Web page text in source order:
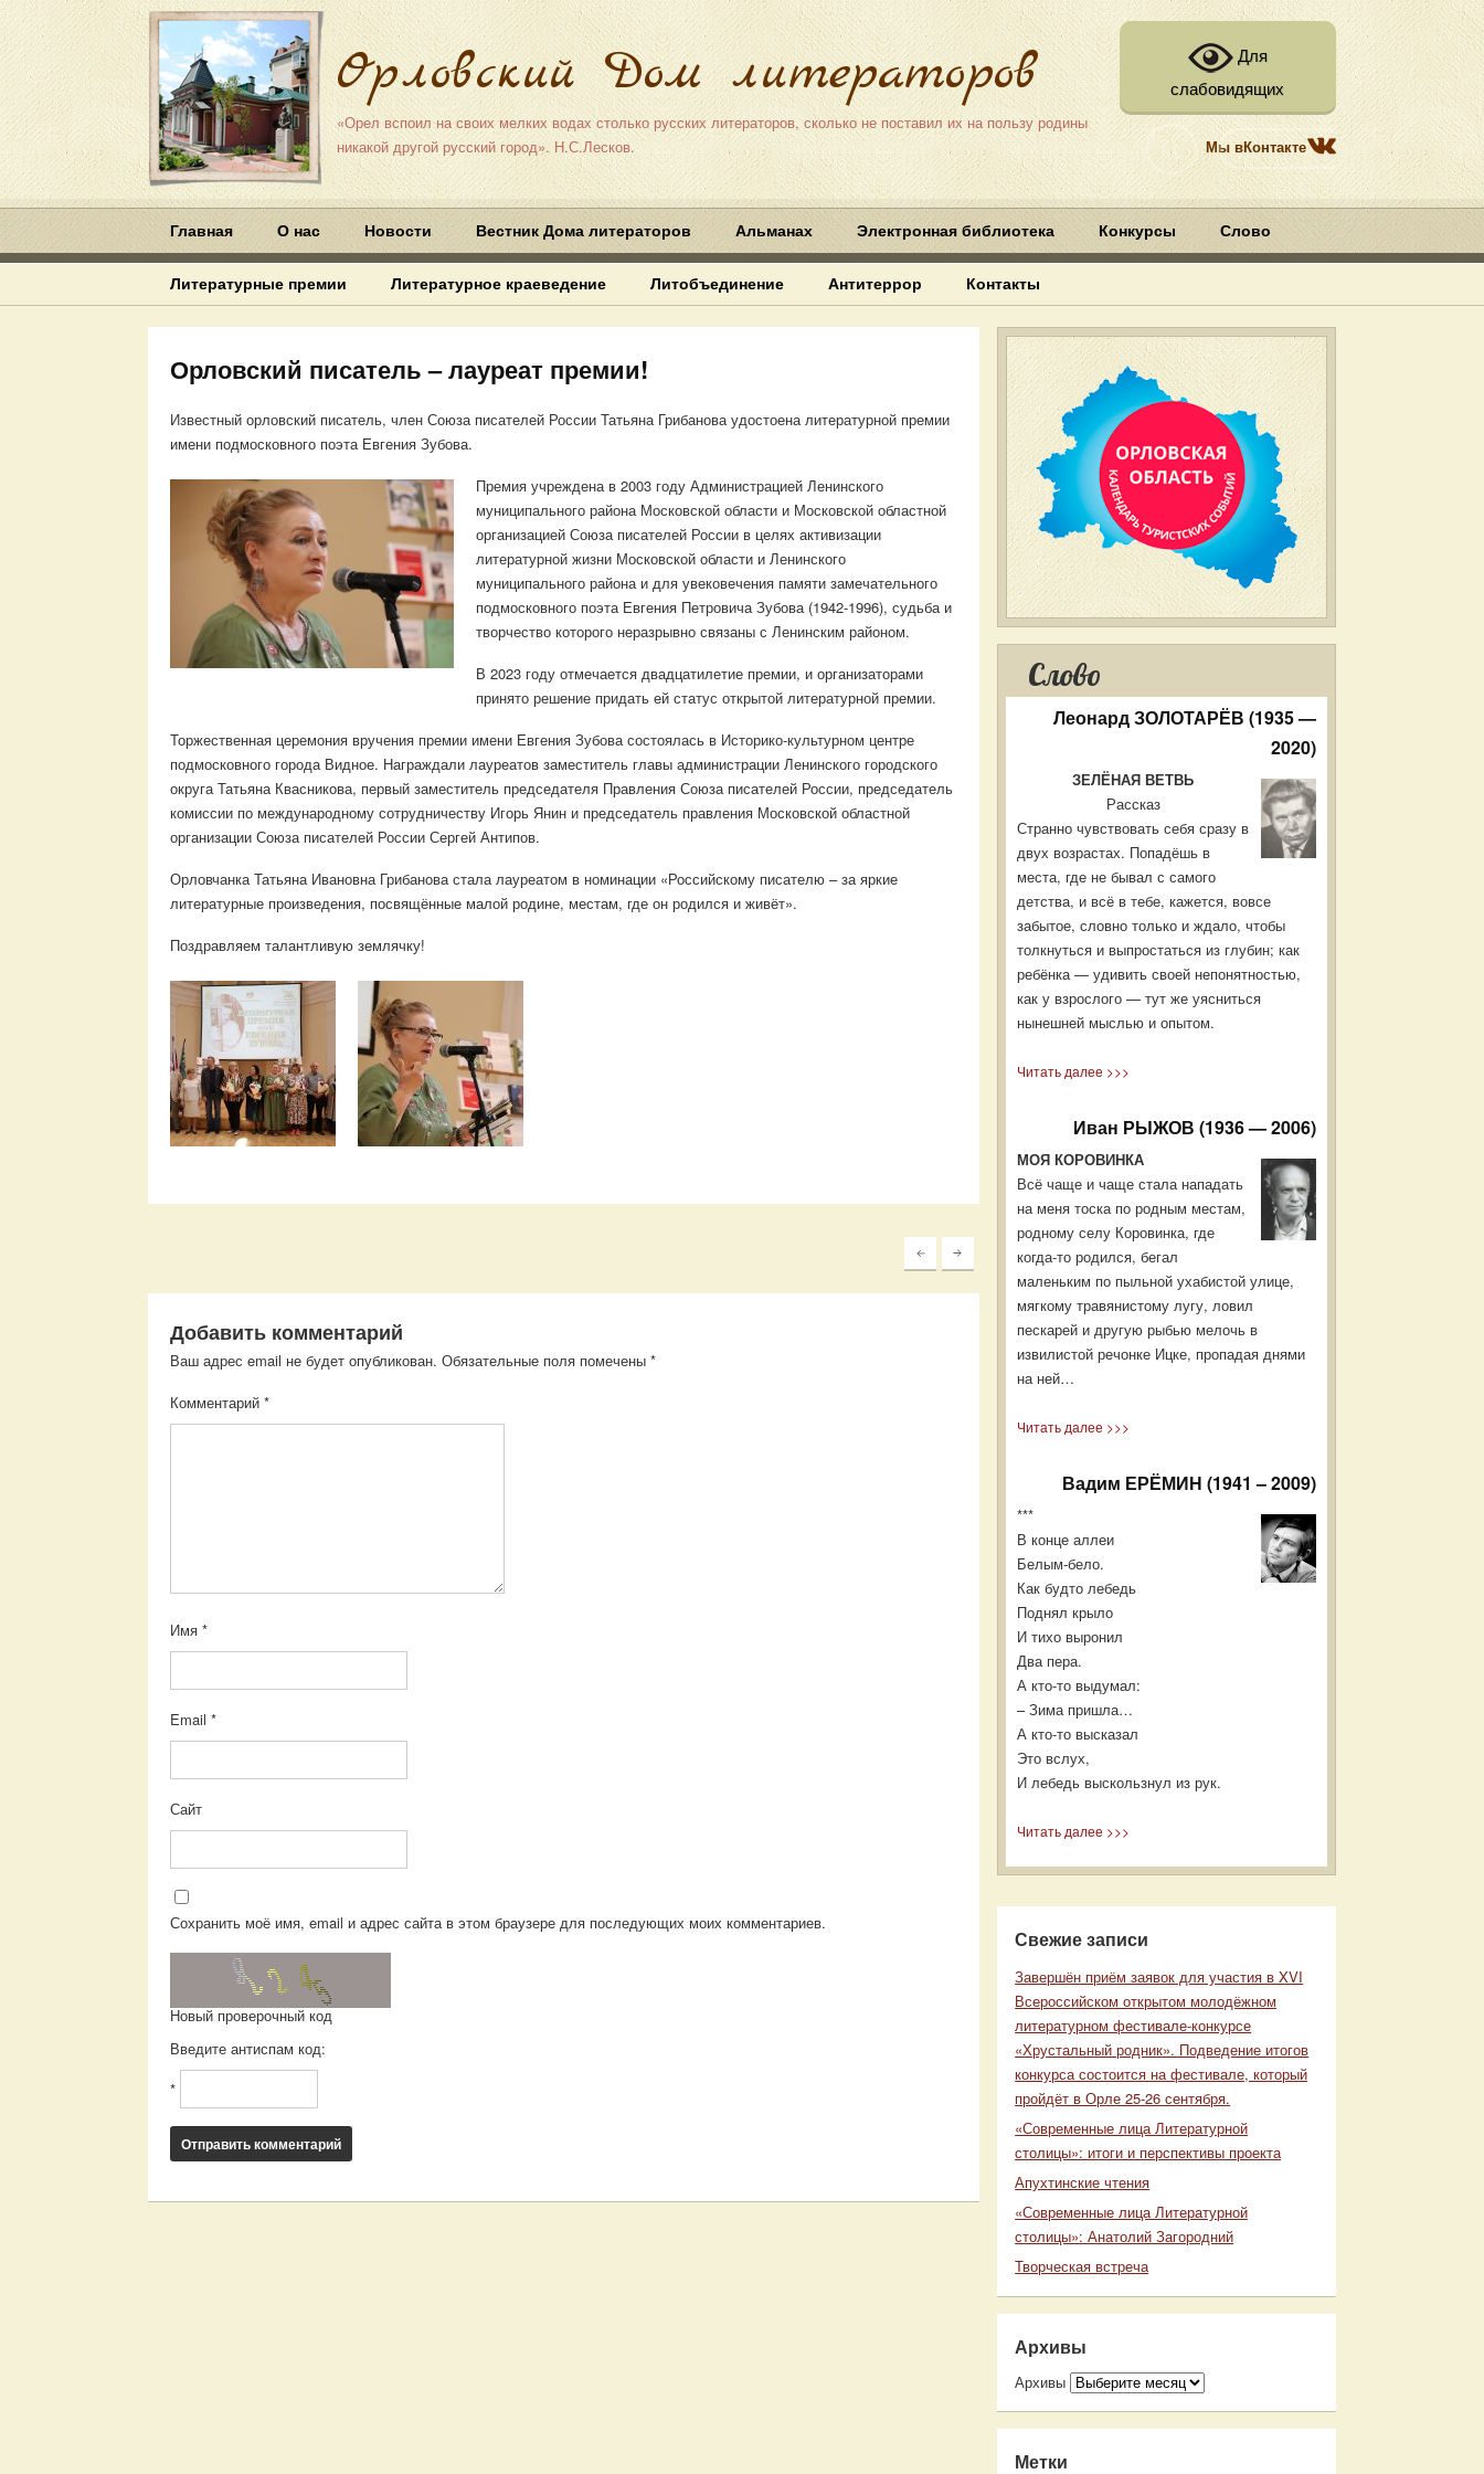
Орловский Дом литераторов
«Орел вспоил на своих мелких водах столько русских литераторов, сколько не поставил их на пользу родины
никакой другой русский город». Н.С.Лесков.
Для
слабовидящих
Мы вКонтакте
Главная О нас Новости Вестник Дома литераторов Альманах Электронная библиотека Конкурсы Слово
Литературные премии Литературное краеведение Литобъединение Антитеррор Контакты
Орловский писатель – лауреат премии!
Известный орловский писатель, член Союза писателей России Татьяна Грибанова удостоена литературной премии
имени подмосковного поэта Евгения Зубова.
Премия учреждена в 2003 году Администрацией Ленинского
муниципального района Московской области и Московской областной
организацией Союза писателей России в целях активизации
литературной жизни Московской области и Ленинского
муниципального района и для увековечения памяти замечательного
подмосковного поэта Евгения Петровича Зубова (1942-1996), судьба и
творчество которого неразрывно связаны с Ленинским районом.
В 2023 году отмечается двадцатилетие премии, и организаторами
принято решение придать ей статус открытой литературной премии.
Торжественная церемония вручения премии имени Евгения Зубова состоялась в Историко-культурном центре
подмосковного города Видное. Награждали лауреатов заместитель главы администрации Ленинского городского
округа Татьяна Квасникова, первый заместитель председателя Правления Союза писателей России, председатель
комиссии по международному сотрудничеству Игорь Янин и председатель правления Московской областной
организации Союза писателей России Сергей Антипов.
Орловчанка Татьяна Ивановна Грибанова стала лауреатом в номинации «Российскому писателю – за яркие
литературные произведения, посвящённые малой родине, местам, где он родился и живёт».
Поздравляем талантливую землячку!
Добавить комментарий
Ваш адрес email не будет опубликован. Обязательные поля помечены*
Комментарий*
Имя*
Email*
Сайт
Сохранить моё имя, email и адрес сайта в этом браузере для последующих моих комментариев.
Новый проверочный код
Введите антиспам код:
*
Слово
Леонард ЗОЛОТАРЁВ (1935 —
2020)
ЗЕЛЁНАЯ ВЕТВЬ
Рассказ
Странно чувствовать себя сразу в
двух возрастах. Попадёшь в
места, где не бывал с самого
детства, и всё в тебе, кажется, вовсе
забытое, словно только и ждало, чтобы
толкнуться и выпростаться из глубин; как
ребёнка — удивить своей непонятностью,
как у взрослого — тут же уясниться
нынешней мыслью и опытом.
Читать далее >>>
Иван РЫЖОВ (1936 — 2006)
МОЯ КОРОВИНКА
Всё чаще и чаще стала нападать
на меня тоска по родным местам,
родному селу Коровинка, где
когда-то родился, бегал
маленьким по пыльной ухабистой улице,
мягкому травянистому лугу, ловил
пескарей и другую рыбью мелочь в
извилистой речонке Ицке, пропадая днями
на ней…
Читать далее >>>
Вадим ЕРЁМИН (1941 – 2009)
***
В конце аллеи
Белым-бело.
Как будто лебедь
Поднял крыло
И тихо выронил
Два пера.
А кто-то выдумал:
– Зима пришла…
А кто-то высказал
Это вслух,
И лебедь выскользнул из рук.
Читать далее >>>
Свежие записи
Завершён приём заявок для участия в XVI
Всероссийском открытом молодёжном
литературном фестивале-конкурсе
«Хрустальный родник». Подведение итогов
конкурса состоится на фестивале, который
пройдёт в Орле 25-26 сентября.
«Современные лица Литературной
столицы»: итоги и перспективы проекта
Апухтинские чтения
«Современные лица Литературной
столицы»: Анатолий Загородний
Творческая встреча
Архивы
Архивы
Метки